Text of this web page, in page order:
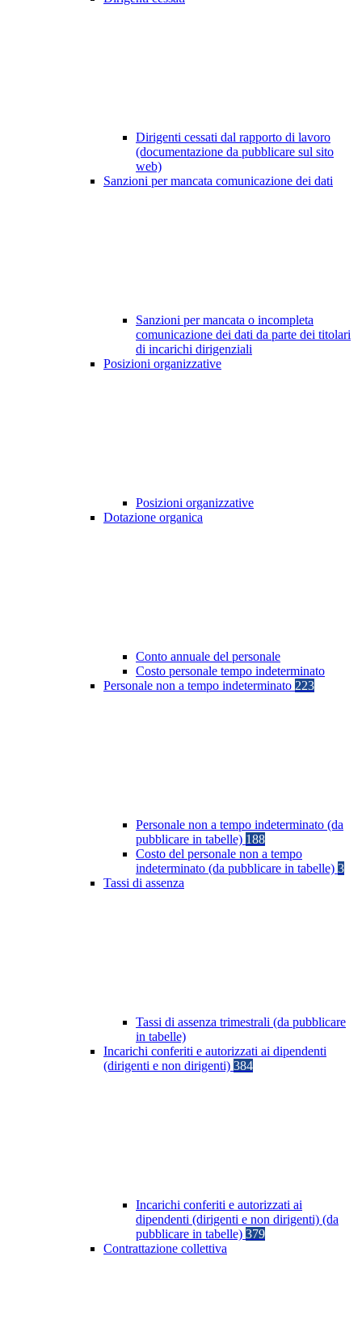
Dirigenti cessati dal rapporto di lavoro
(documentazione da pubblicare sul sito
web)
Sanzioni per mancata comunicazione dei dati
Sanzioni per mancata o incompleta
comunicazione dei dati da parte dei titolari
di incarichi dirigenziali
Posizioni organizzative
Posizioni organizzative
Dotazione organica
Conto annuale del personale
Costo personale tempo indeterminato
Personale non a tempo indeterminato 223
Personale non a tempo indeterminato (da
pubblicare in tabelle) 188
Costo del personale non a tempo
indeterminato (da pubblicare in tabelle) 3
Tassi di assenza
Tassi di assenza trimestrali (da pubblicare
in tabelle)
Incarichi conferiti e autorizzati ai dipendenti
(dirigenti e non dirigenti) 384
Incarichi conferiti e autorizzati ai
dipendenti (dirigenti e non dirigenti) (da
pubblicare in tabelle) 379
Contrattazione collettiva